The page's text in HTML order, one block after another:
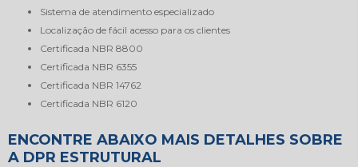
sistema de atendimento especializado
localização de fácil acesso para os clientes
certificada NBR 8800
certificada NBR 6355
certificada NBR 14762
certificada NBR 6120
ENCONTRE ABAIXO MAIS DETALHES SOBRE
A DPR ESTRUTURAL